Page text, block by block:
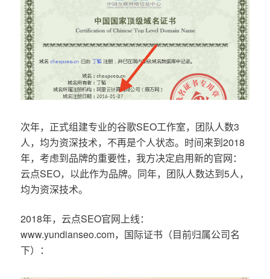
次年，正式组建专业的谷歌SEO工作室，团队人数3
人，均为资深技术，不再是个人状态。时间来到2018
年，考虑到品牌的重要性，我方决定启用新的官网：
云点SEO，以此作为品牌。同年，团队人数达到5人，
均为资深技术。
2018年，云点SEO官网上线：
www.yundianseo.com，国际证书（目前归属公司名
下）：